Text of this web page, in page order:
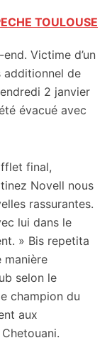
TOULOUSE
Victime d’un
additionnel de
2 janvier
évacué avec
final,
Novell nous
rassurantes.
lui dans le
» Bis repetita
manière
selon le
champion du
aux